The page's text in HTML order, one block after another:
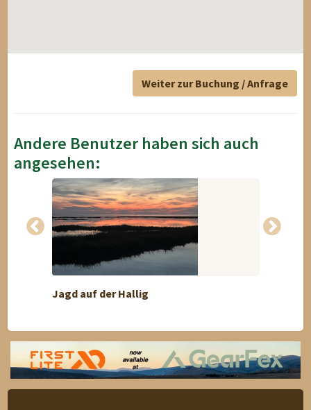
Weiter zur Buchung / Anfrage
Andere Benutzer haben sich auch
angesehen:
Jagd auf der Hallig